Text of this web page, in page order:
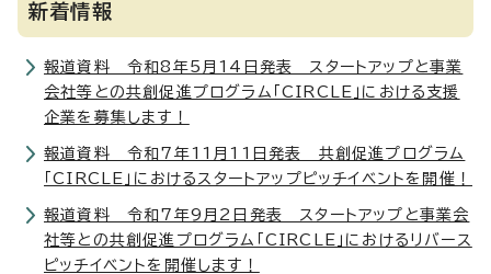
新着情報
報道資料 令和8年5月14日発表 スタートアップと事業
会社等との共創促進プログラム「CIRCLE」における支援
企業を募集します！
報道資料 令和7年11月11日発表 共創促進プログラム
「CIRCLE」におけるスタートアップピッチイベントを開催！
報道資料 令和7年9月2日発表 スタートアップと事業会
社等との共創促進プログラム「CIRCLE」におけるリバース
ピッチイベントを開催します！